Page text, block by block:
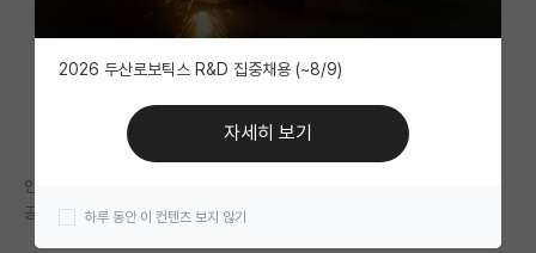
자유 게시판(아무개랩)
미국 유학 게시판
미국 대학원 합격 후기 게시판
대학원 합격 후기 게시판
안녕하세요 연구자 여러분들 많은 조언이 필요합니다.
공학계열에서 이번 년도 2월 석사 졸업을 했습니다.
2026 두산로보틱스 R&D 집중채용 (~8/9)
자세히 보기
하루 동안 이 컨텐츠 보지 않기